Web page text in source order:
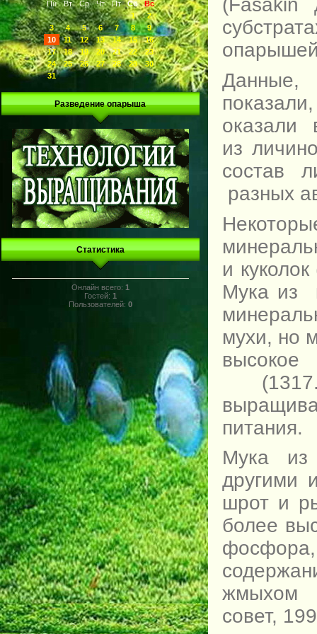
Пн
Вт Ср Чт Пт Сб
Вс
1
2
3
4 5 6 7 8
9
10
11 12 13 14 15
16
17
18 19 20 21 22
23
24
25 26 27 28 29
30
31
Разведение опарыша
Статистика
Онлайн всего: 1
Гостей: 1
Пользователей: 0
Данные,
оказали
из
состав
разных
и
Мука из
мухи, но
питания.
Мука
другими
шрот и
более
жмыхом
совет,